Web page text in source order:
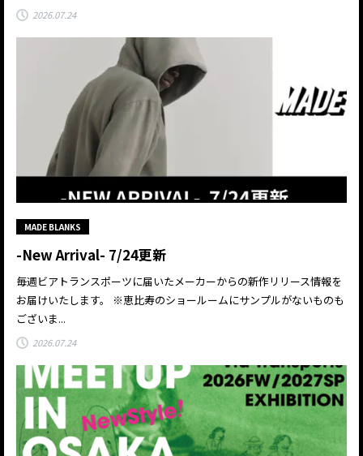
2026.07.24
MADE BLANKS
-New Arrival- 7/24更新
毎週ビアトランスポーツに届いたメーカーからの新作リリース情報を
お届けいたします。 ※恵比寿のショールームにサンプルがないものも
ございま...
2026.07.24